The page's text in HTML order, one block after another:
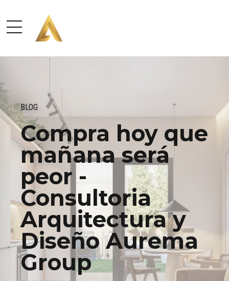
BLOG
Compra hoy que
mañana será
peor -
Consultoria
Arquitectura y
Diseño Aurema
Group